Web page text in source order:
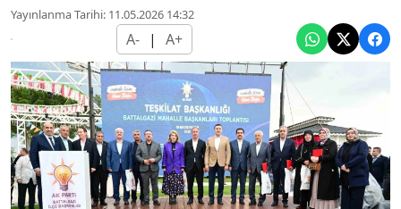
Yayınlanma Tarihi: 11.05.2026 14:32
A- | A+